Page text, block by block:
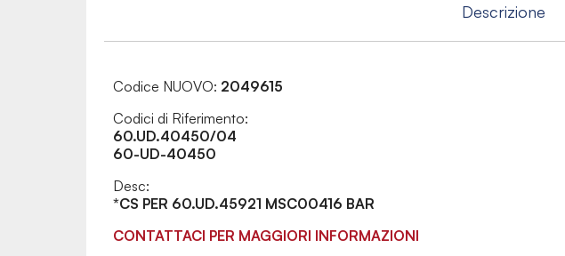
Descrizione
Codice NUOVO: 2049615
Codici di Riferimento:
60.UD.40450/04
60-UD-40450
Desc:
*CS PER 60.UD.45921 MSC00416 BAR
CONTATTACI PER MAGGIORI INFORMAZIONI